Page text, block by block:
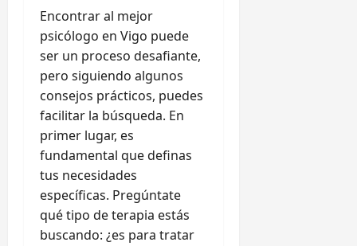
Encontrar al mejor
psicólogo en Vigo puede
ser un proceso desafiante,
pero siguiendo algunos
consejos prácticos, puedes
facilitar la búsqueda. En
primer lugar, es
fundamental que definas
tus necesidades
específicas. Pregúntate
qué tipo de terapia estás
buscando: ¿es para tratar